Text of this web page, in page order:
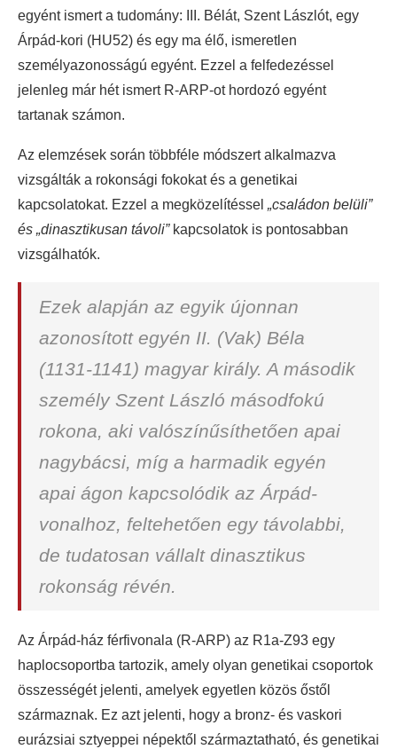
egyént ismert a tudomány: III. Bélát, Szent Lászlót, egy
Árpád-kori (HU52) és egy ma élő, ismeretlen
személyazonosságú egyént. Ezzel a felfedezéssel
jelenleg már hét ismert R-ARP-ot hordozó egyént
tartanak számon.
Az elemzések során többféle módszert alkalmazva
vizsgálták a rokonsági fokokat és a genetikai
kapcsolatokat. Ezzel a megközelítéssel „családon belüli”
és „dinasztikusan távoli” kapcsolatok is pontosabban
vizsgálhatók.
Ezek alapján az egyik újonnan
azonosított egyén II. (Vak) Béla
(1131-1141) magyar király. A második
személy Szent László másodfokú
rokona, aki valószínűsíthetően apai
nagybácsi, míg a harmadik egyén
apai ágon kapcsolódik az Árpád-
vonalhoz, feltehetően egy távolabbi,
de tudatosan vállalt dinasztikus
rokonság révén.
Az Árpád-ház férfivonala (R-ARP) az R1a-Z93 egy
haplocsoportba tartozik, amely olyan genetikai csoportok
összességét jelenti, amelyek egyetlen közös őstől
származnak. Ez azt jelenti, hogy a bronz- és vaskori
eurázsiai sztyeppei népektől származtatható, és genetikai